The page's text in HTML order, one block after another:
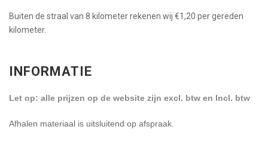
Buiten de straal van 8 kilometer rekenen wij €1,20 per gereden
kilometer.
INFORMATIE
Let op: alle prijzen op de website zijn excl. btw en Incl. btw
Afhalen materiaal is uitsluitend op afspraak.